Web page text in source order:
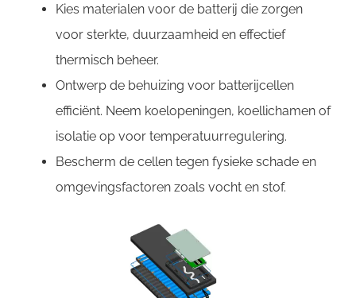
Kies materialen voor de batterij die zorgen
voor sterkte, duurzaamheid en effectief
thermisch beheer.
Ontwerp de behuizing voor batterijcellen
efficiënt. Neem koelopeningen, koellichamen of
isolatie op voor temperatuurregulering.
Bescherm de cellen tegen fysieke schade en
omgevingsfactoren zoals vocht en stof.